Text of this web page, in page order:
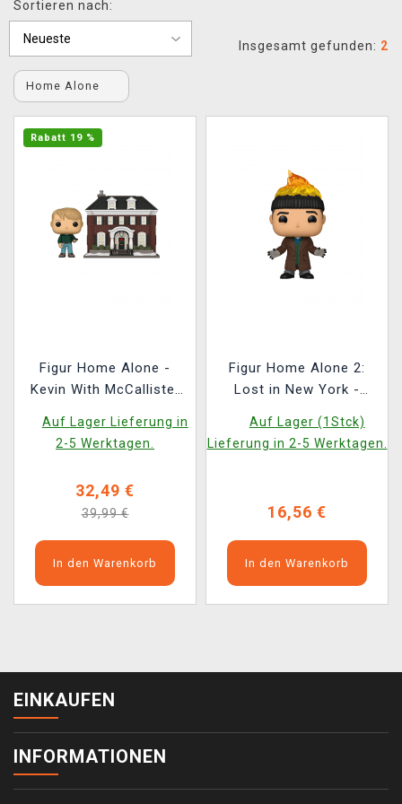
XZONE CLUB
Sortieren nach:
Insgesamt gefunden: 2
Home Alone
Rabatt 19 %
Figur Home Alone -
Kevin With McCallister
Town 41)
Auf Lager Lieferung in
2-5 Werktagen.
32,49 €
39,99 €
In den Warenkorb
Figur Home Alone 2:
Lost in New York -
Movies 1917)
Auf Lager (1Stck)
Lieferung in 2-5 Werktagen.
16,56 €
In den Warenkorb
EINKAUFEN
INFORMATIONEN